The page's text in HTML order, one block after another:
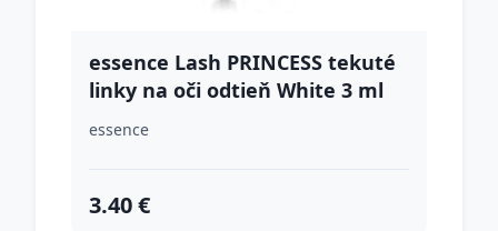
essence Lash PRINCESS tekuté
linky na oči odtieň White 3 ml
essence
3.40 €